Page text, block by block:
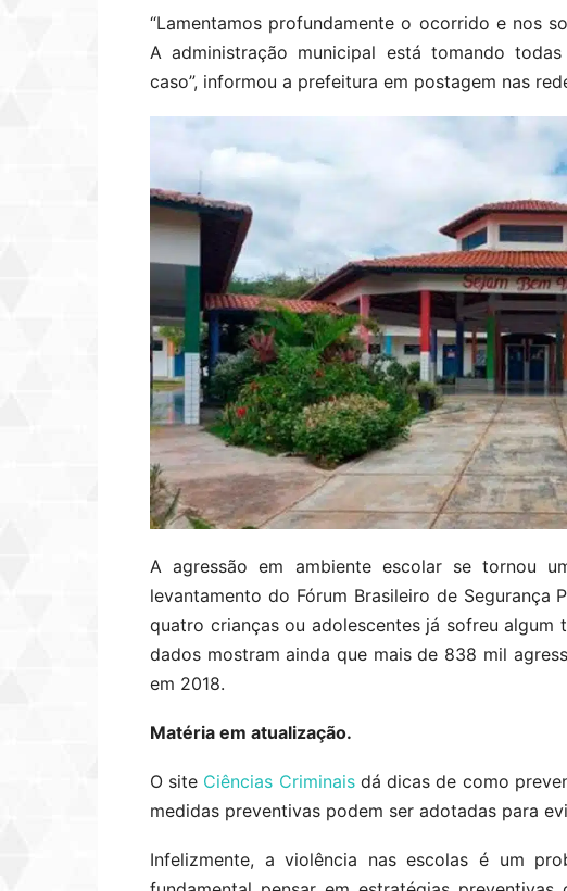
“Lamentamos profundamente o ocorrido e nos
A administração municipal está tomando
caso”, informou a prefeitura em postagem nas
A agressão em ambiente escolar se tornou
levantamento do Fórum Brasileiro de Segurança
quatro crianças ou adolescentes já sofreu algum
dados mostram ainda que mais de 838 mil
em 2018.
Matéria em atualização.
O site Ciências Criminaisdá dicas de como
medidas preventivas podem ser adotadas para
Infelizmente, a violência nas escolas é um